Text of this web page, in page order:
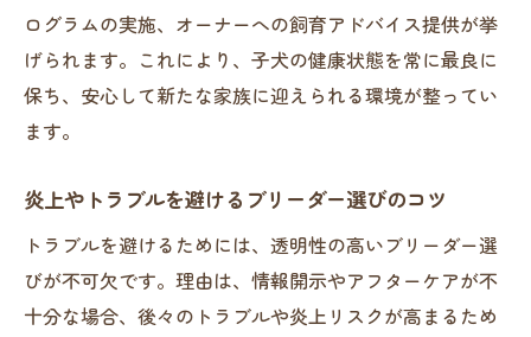
ログラムの実施、オーナーへの飼育アドバイス提供が挙
げられます。これにより、子犬の健康状態を常に最良に
保ち、安心して新たな家族に迎えられる環境が整ってい
ます。
炎上やトラブルを避けるブリーダー選びのコツ
トラブルを避けるためには、透明性の高いブリーダー選
びが不可欠です。理由は、情報開示やアフターケアが不
十分な場合、後々のトラブルや炎上リスクが高まるため